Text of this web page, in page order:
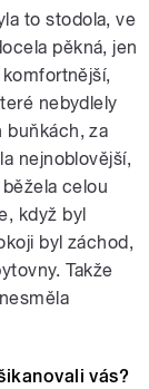
to stodola, ve
pěkná, jen
nebydlely
buňkách, za
nejnoblovější,
celou
když byl
byl záchod,
Takže
vás?